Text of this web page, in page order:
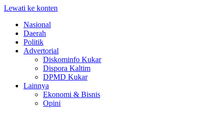
Lewati ke konten
Nasional
Daerah
Politik
Advertorial
Diskominfo Kukar
Dispora Kaltim
DPMD Kukar
Lainnya
Ekonomi & Bisnis
Opini